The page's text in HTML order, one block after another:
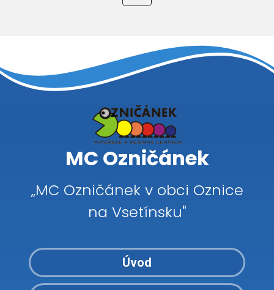
MC Ozničánek
„MC Ozničánek v obci Oznice
na Vsetínsku"
Úvod